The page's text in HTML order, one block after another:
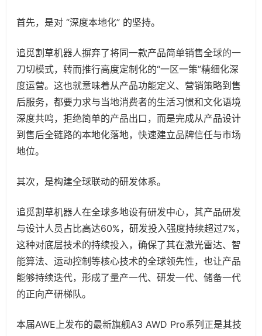
首先，是对 “深度本地化” 的坚持。
追觅割草机器人摒弃了将同一款产品简单销售全球的一
刀切模式，转而推行高度定制化的“一区一策”精细化深
度运营。这也就意味着从产品功能定义、营销策略到售
后服务，都要力求与当地消费者的生活习惯和文化语境
深度共鸣，拒绝简单的产品出口，而是完成从产品设计
到售后全链路的本地化落地，快速建立品牌信任与市场
地位。
其次，是构建全球联动的研发体系。
追觅割草机器人在全球多地设有研发中心，其产品研发
与设计人员占比高达60%，研发投入强度持续超过7%，
这种对底层技术的持续投入，确保了其在激光雷达、智
能算法、运动控制等核心技术的全球领先性，也让产品
能够持续迭代，形成了量产一代、研发一代、储备一代
的正向产研梯队。
本届AWE上发布的最新旗舰A3 AWD Pro系列正是其技